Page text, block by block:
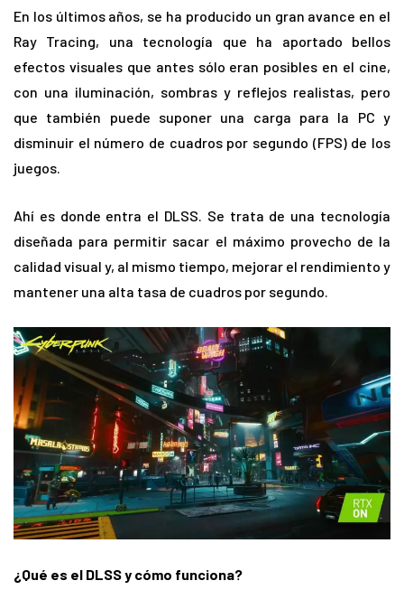
En los últimos años, se ha producido un gran avance en el
Ray Tracing, una tecnología que ha aportado bellos
efectos visuales que antes sólo eran posibles en el cine,
con una iluminación, sombras y reflejos realistas, pero
que también puede suponer una carga para la PC y
disminuir el número de cuadros por segundo (FPS) de los
juegos.
Ahí es donde entra el DLSS. Se trata de una tecnología
diseñada para permitir sacar el máximo provecho de la
calidad visual y, al mismo tiempo, mejorar el rendimiento y
mantener una alta tasa de cuadros por segundo.
¿Qué es el DLSS y cómo funciona?